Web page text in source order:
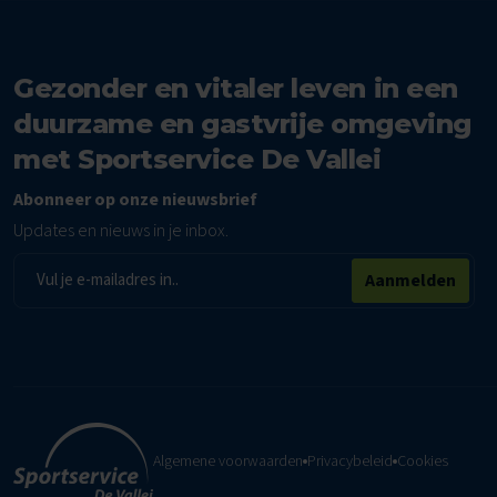
Gezonder en vitaler leven in een
duurzame en gastvrije omgeving
met Sportservice De Vallei
Abonneer op onze nieuwsbrief
Updates en nieuws in je inbox.
E-
Aanmelden
Algemene voorwaarden Privacybeleid Cookies